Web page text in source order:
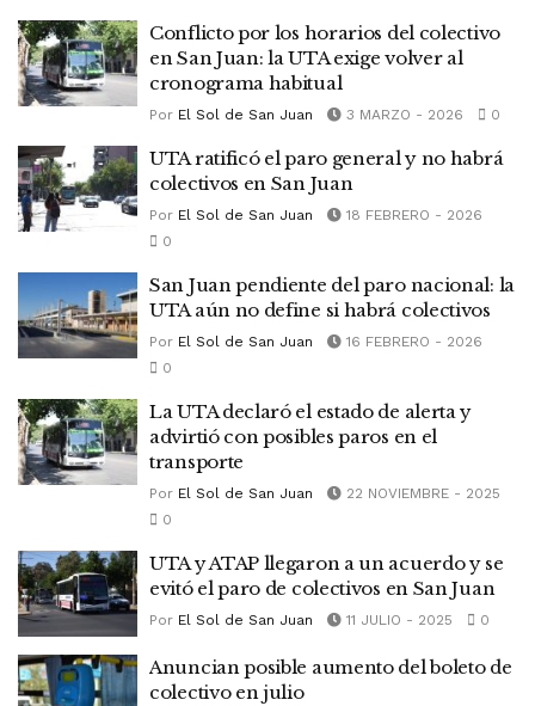
Conflicto por los horarios del colectivo
en San Juan: la UTA exige volver al
cronograma habitual
Por El Sol de San Juan 3 MARZO - 2026 0
UTA ratificó el paro general y no habrá
colectivos en San Juan
Por El Sol de San Juan
18 FEBRERO - 2026
0
San Juan pendiente del paro nacional: la
UTA aún no define si habrá colectivos
Por El Sol de San Juan
16 FEBRERO - 2026
0
La UTA declaró el estado de alerta y
advirtió con posibles paros en el
transporte
Por El Sol de San Juan
22 NOVIEMBRE - 2025
0
UTA y ATAP llegaron a un acuerdo y se
evitó el paro de colectivos en San Juan
Por El Sol de San Juan 11 JULIO - 2025 0
Anuncian posible aumento del boleto de
colectivo en julio